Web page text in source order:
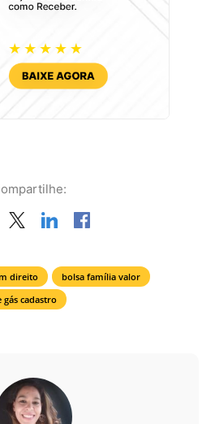
direito
bolsa família valor
gás cadastro